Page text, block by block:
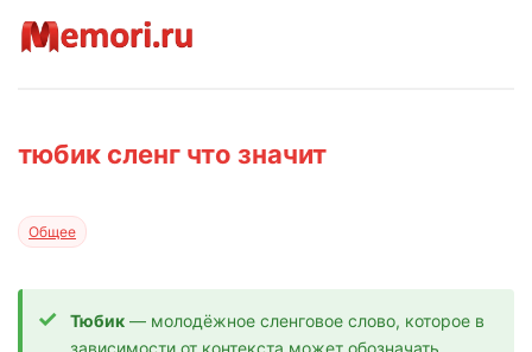
тюбик сленг что значит
Общее
Тюбик — молодёжное сленговое слово, которое в